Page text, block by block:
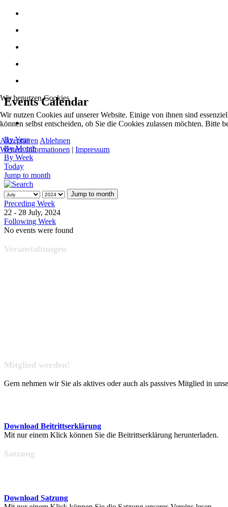
Events Calendar
By Year
By Month
By Week
Today
Jump to month
Jump to month
Preceding Week
22 - 28 July, 2024
Following Week
No events were found
Veranstaltungen
Mitglied werden!
Gern nehmen wir Sie als aktives oder auch als passives Mitglied in
Download Beitrittserklärung
Mit nur einem Klick können Sie die Beitrittserklärung herunterladen.
Satzung
Download Satzung
Wir benutzen Cookies
Wir nutzen Cookies auf unserer Website. Einige von ihnen sind
können selbst entscheiden, ob Sie die Cookies zulassen möchten.
Akzeptieren Ablehnen
Weitere Informationen | Impressum